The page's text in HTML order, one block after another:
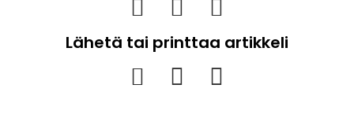
Lähetä tai printtaa artikkeli